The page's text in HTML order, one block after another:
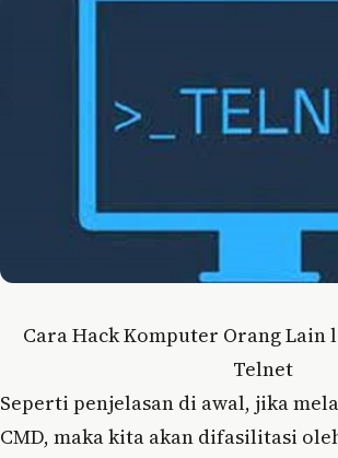
Cara Hack Komputer Orang Lain
Telnet
Seperti penjelasan di awal, jika
CMD, maka kita akan difasilitasi